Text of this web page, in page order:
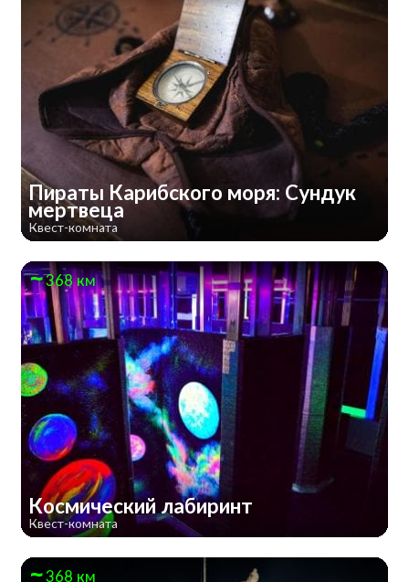
Пираты Карибского моря: Сундук
мертвеца
Квест-комната
368 км
Космический лабиринт
Квест-комната
368 км